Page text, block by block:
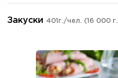
Закуски 401г./чел. (16 000